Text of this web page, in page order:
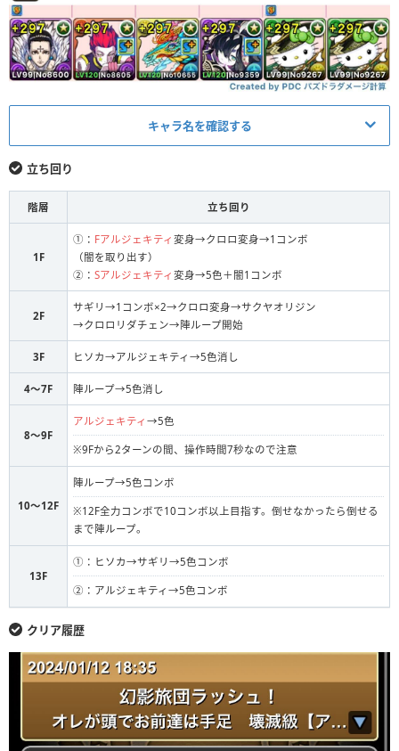
キャラ名を確認する
L 変身クロロ
奇術師・ヒソカ
麒麟・サクヤ＝オリジン
妖鱗の双刃士・サギリ
S ウィッチ・アルジェキティ
立ち回り
階層 立ち回り
1F
①： Fアルジェキティ 変身→クロロ変身→1コンボ
（闇を取り出す）
②： Sアルジェキティ 変身→5色＋闇1コンボ
2F
サギリ→1コンボ×2→クロロ変身→サクヤオリジン
→クロロリダチェン→陣ループ開始
3F ヒソカ→アルジェキティ→5色消し
4～7F 陣ループ→5色消し
8～9F
アルジェキティ →5色
※9Fから2ターンの間、操作時間7秒なので注意
10〜12F
陣ループ→5色コンボ
※12F全力コンボで10コンボ以上目指す。倒せなかったら倒せる
まで陣ループ。
13F
①：ヒソカ→サギリ→5色コンボ
②：アルジェキティ→5色コンボ
クリア履歴